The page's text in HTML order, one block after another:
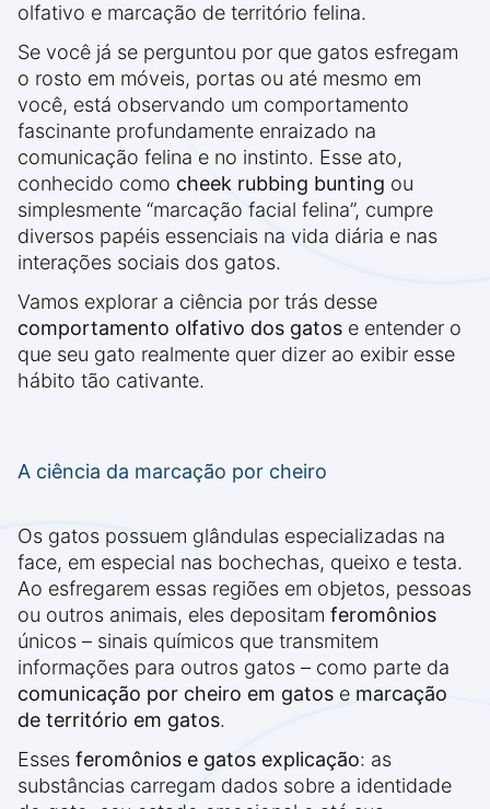
olfativo e marcação de território felina.
Se você já se perguntou por que gatos esfregam
o rosto em móveis, portas ou até mesmo em
você, está observando um comportamento
fascinante profundamente enraizado na
comunicação felina e no instinto. Esse ato,
conhecido como cheek rubbing bunting ou
simplesmente “marcação facial felina”, cumpre
diversos papéis essenciais na vida diária e nas
interações sociais dos gatos.
Vamos explorar a ciência por trás desse
comportamento olfativo dos gatos e entender o
que seu gato realmente quer dizer ao exibir esse
hábito tão cativante.
A ciência da marcação por cheiro
Os gatos possuem glândulas especializadas na
face, em especial nas bochechas, queixo e testa.
Ao esfregarem essas regiões em objetos, pessoas
ou outros animais, eles depositam feromônios
únicos – sinais químicos que transmitem
informações para outros gatos – como parte da
comunicação por cheiro em gatos e marcação
de território em gatos.
Esses feromônios e gatos explicação: as
substâncias carregam dados sobre a identidade